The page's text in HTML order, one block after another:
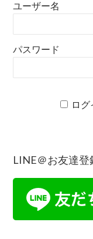
ユーザー名
パスワード
ロ
Reader
Primary
Sidebar
LINE＠お友達登